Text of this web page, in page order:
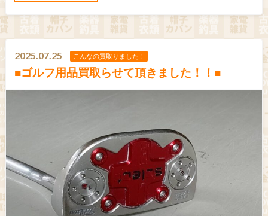
2025.07.25 こんなの買取りました！
■ゴルフ用品買取らせて頂きました！！■